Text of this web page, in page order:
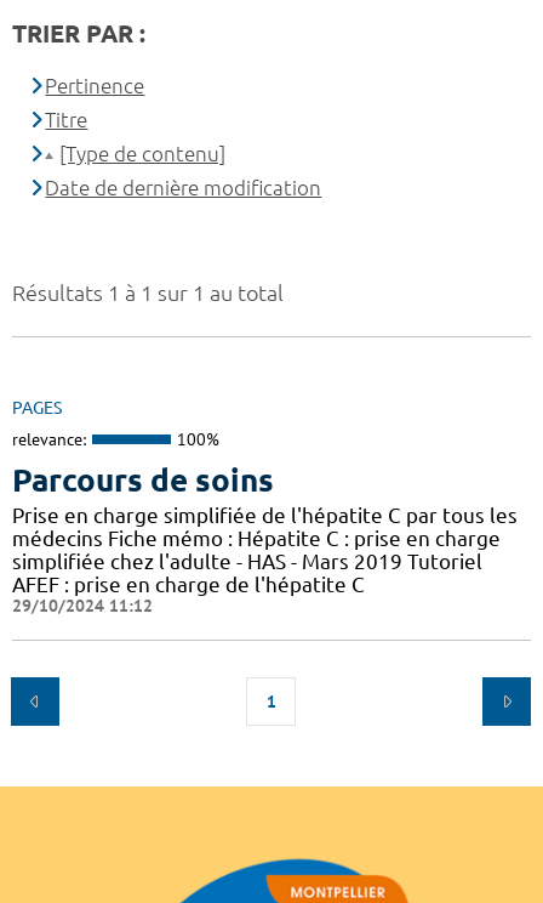
Résultats 1 à 1 sur 1 au total
PAGES
relevance: 100%
Parcours de soins
Prise en charge simplifiée de l'hépatite C par tous les
médecins Fiche mémo : Hépatite C : prise en charge
simplifiée chez l'adulte - HAS - Mars 2019 Tutoriel
AFEF : prise en charge de l'hépatite C
29/10/2024 11:12
1
TRIER PAR :
Pertinence
Titre
[Type de contenu]
Date de dernière modification